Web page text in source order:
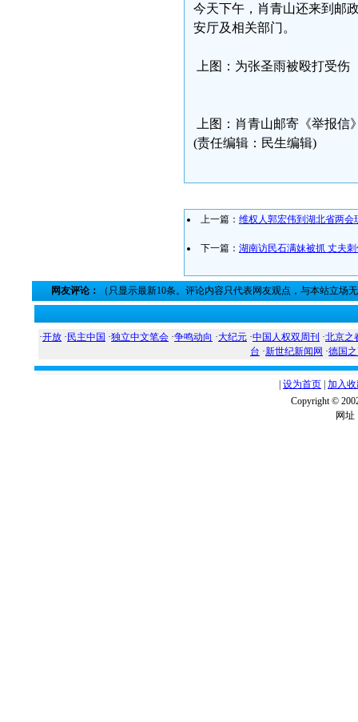
今天下午，肖青山还来到邮
安厅及相关部门。
上图：为张圣雨被殴打受伤
上图：肖青山邮寄《举报信
(责任编辑：民生编辑)
上一篇： 维权人郭宏伟到湖北省两会
下一篇： 湖南访民石满妹被抓 丈夫
网友评论： （只显示最新10条。评论内容只代表网友观点，与本站立场
·开放 · 民主中国 ·独立中文笔会 ·争鸣动向 ·大纪元 ·中国人权双周刊 ·北京之
台 ·新世纪新闻网 ·德国
设为首页 加入
Copyright ©
网址